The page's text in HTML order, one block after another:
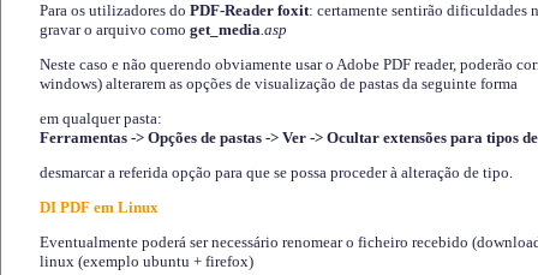
Para os utilizadores do PDF-Reader foxit: certamente sentirão dificuldades
gravar o arquivo como get_media.asp
Neste caso e não querendo obviamente usar o Adobe PDF reader, poderão
windows) alterarem as opções de visualização de pastas da seguinte forma
em qualquer pasta:
Ferramentas -> Opções de pastas -> Ver -> Ocultar extensões para tipos
desmarcar a referida opção para que se possa proceder à alteração de tipo.
DI PDF em Linux
Eventualmente poderá ser necessário renomear o ficheiro recebido
linux (exemplo ubuntu + firefox)